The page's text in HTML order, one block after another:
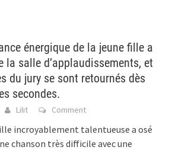
énergique de la jeune fille a
la salle d’applaudissements, et
du jury se sont retournés dès
secondes.
Lilit Comment
incroyablement talentueuse a osé
chanson très difficile avec une